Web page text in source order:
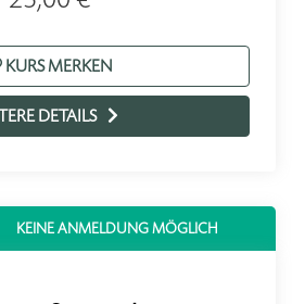
KURS MERKEN
DETAILS
KEINE ANMELDUNG MÖGLICH